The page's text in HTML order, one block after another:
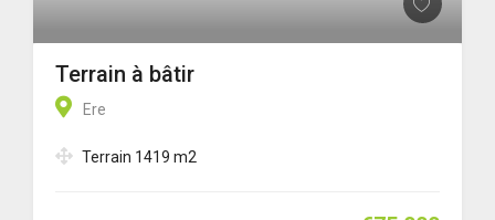
Terrain à bâtir
Ere
Terrain 1419 m2